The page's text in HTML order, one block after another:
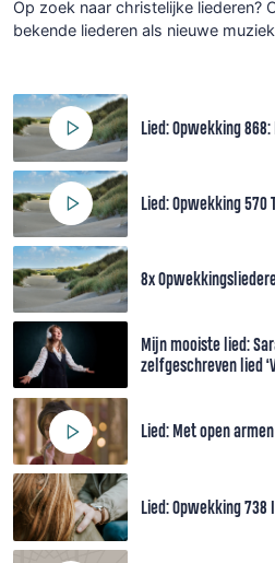
Op zoek naar christelijke liederen?
bekende liederen als nieuwe
Lied: Opwekking
Lied: Opwekking
8x
Mijn mooiste lied:
zelfgeschreven lied
Lied: Met open armen
Lied: Opwekking